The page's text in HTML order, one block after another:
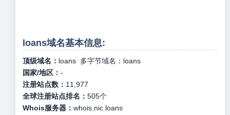
loans域名基本信息:
顶级域名： loans多字节域名： loans
国家/地区： -
注册站点数： 11,977
全球注册站点排名： 505个
Whois服务器： whois.nic.loans